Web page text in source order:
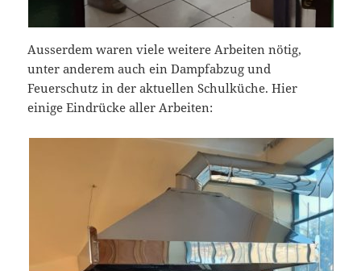
Ausserdem waren viele weitere Arbeiten nötig,
unter anderem auch ein Dampfabzug und
Feuerschutz in der aktuellen Schulküche. Hier
einige Eindrücke aller Arbeiten: